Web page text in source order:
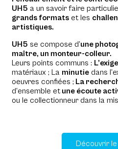
UH5 a un savoir faire
grands formats et les
artistiques.
UH5 se compose d’une
maître, un monteur-colleur.
Leurs points communs :
matériaux ; La minutie dans
oeuvres confiées ; La
d’ensemble et une écoute
ou le collectionneur dans la
Découvrir